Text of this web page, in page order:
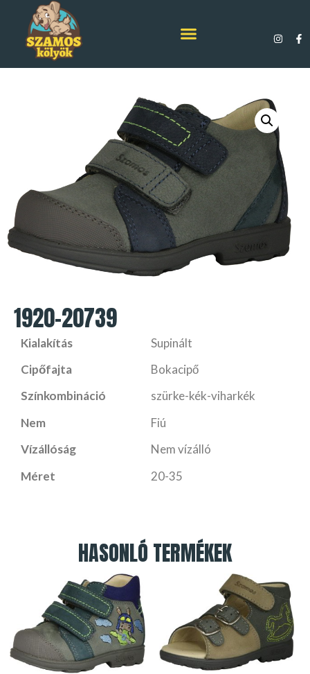
1920-20739
Kialakítás
Supinált
Cipőfajta
Bokacipő
Színkombináció
szürke-kék-viharkék
Nem
Fiú
Vízállóság
Nem vízálló
Méret
20-35
HASONLÓ TERMÉKEK